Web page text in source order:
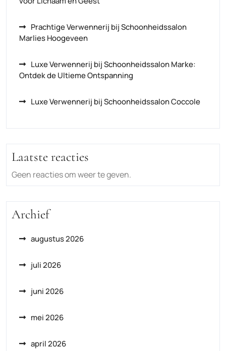
Prachtige Verwennerij bij Schoonheidssalon
Marlies Hoogeveen
Luxe Verwennerij bij Schoonheidssalon Marke:
Ontdek de Ultieme Ontspanning
Luxe Verwennerij bij Schoonheidssalon Coccole
Laatste reacties
Geen reacties om weer te geven.
Archief
augustus 2026
juli 2026
juni 2026
mei 2026
april 2026